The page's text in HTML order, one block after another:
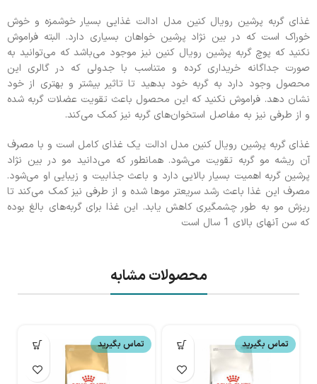
غذای گربه پرشین رویال کنین مدل ادالت غذایی بسیار خوشمزه و خوش
خوراک است که در بین نژاد پرشین خواهان بسیاری دارد. البته فراموش
نکنید که پوچ گربه پرشین رویال کنین نیز موجود می‌باشد که می‌توانید به
صورت جداگانه خریداری کرده و متناسب با جدولی که در گالری این
محصول وجود دارد به گربه خود بدهید تا تاثیر بیشتر و بهتری از خود
نشان دهد. فراموش نکنید که این محصول باعث تقویت عضلات گربه شده
و از طرفی نیز به مفاصل استخوان‌های گربه نیز کمک می‌کند.
غذای گربه پرشین رویال کنین مدل ادالت یک غذای کامل است و با مصرف
آن ریشه مو گربه تقویت می‌شود. همانطور که می‌دانید مو در بین نژاد
پرشین گربه اهمیت بسیار بالایی دارد و باعث جذابیت و زیبایی او می‌شود.
مصرف این غذا باعث رشد سریعتر موها شده و از طرفی نیز کمک می‌کند تا
ریزش مو به طور چشمگیری کاهش یابد. این غذا برای گربه‌های بالغ بوده
که سن آنهای بالای 1 سال است
محصولات مشابه
تماس بگیرید تماس بگیرید